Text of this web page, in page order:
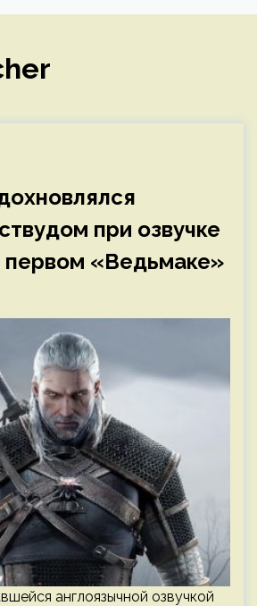
при озвучке
первом «Ведьмаке»
англоязычной озвучкой